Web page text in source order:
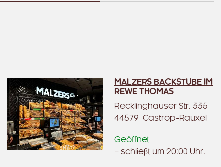
MALZERS BACKSTUBE IM
REWE THOMAS
Recklinghauser Str. 335
44579 Castrop-Rauxel
Geöffnet
– schließt um 20:00 Uhr.